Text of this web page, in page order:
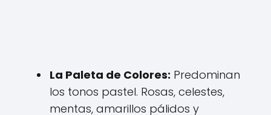
La Paleta de Colores: Predominan
los tonos pastel. Rosas, celestes,
mentas, amarillos pálidos y